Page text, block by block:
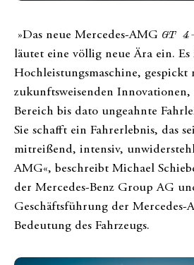
»Das neue Mercedes‑AMG GT
läutet eine völlig neue Ära ein. Es
Hochleistungsmaschine, gespickt
zukunftsweisenden Innovationen,
Bereich bis dato ungeahnte
Sie schafft ein Fahrerlebnis, das
mitreißend, intensiv,
AMG«, beschreibt Michael
der Mercedes-Benz Group AG
Geschäftsführung der
Bedeutung des Fahrzeugs.